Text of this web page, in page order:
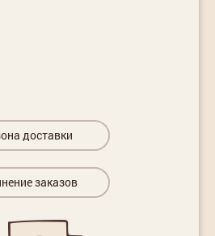
доставки
заказов